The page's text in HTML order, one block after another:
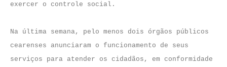
exercer o controle social.
Na última semana, pelo menos dois órgãos públicos
cearenses anunciaram o funcionamento de seus
serviços para atender os cidadãos, em conformidade